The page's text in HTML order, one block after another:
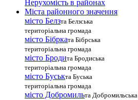
Нерухомість в районах
Міста районного значення
місто Белзта Белзська
територіальна громада
місто Бібрката Бібрська
територіальна громада
місто Бродита Бродиська
територіальна громада
місто Буськта Буська
територіальна громада
місто Добромильта Добромильська